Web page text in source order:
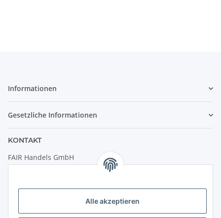
Alle akzeptieren
Informationen
Gesetzliche Informationen
KONTAKT
FAIR Handels GmbH
(Weltladen Innsbruck)
6020 Innsbruck